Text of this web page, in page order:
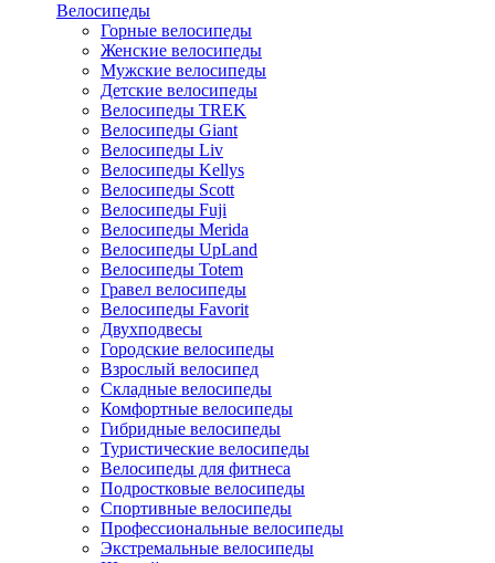
Велосипеды
Горные велосипеды
Женские велосипеды
Мужские велосипеды
Детские велосипеды
Велосипеды TREK
Велосипеды Giant
Велосипеды Liv
Велосипеды Kellys
Велосипеды Scott
Велосипеды Fuji
Велосипеды Merida
Велосипеды UpLand
Велосипеды Totem
Гравел велосипеды
Велосипеды Favorit
Двухподвесы
Городские велосипеды
Взрослый велосипед
Складные велосипеды
Комфортные велосипеды
Гибридные велосипеды
Туристические велосипеды
Велосипеды для фитнеса
Подростковые велосипеды
Спортивные велосипеды
Профессиональные велосипеды
Экстремальные велосипеды